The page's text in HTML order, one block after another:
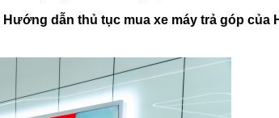
Hướng dẫn thủ tục mua xe máy trả góp của